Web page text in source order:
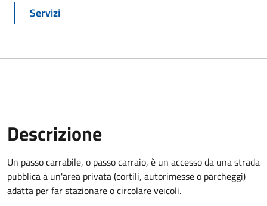
Servizi
Descrizione
Un passo carrabile, o passo carraio, è un accesso da una strada
pubblica a un'area privata (cortili, autorimesse o parcheggi)
adatta per far stazionare o circolare veicoli.